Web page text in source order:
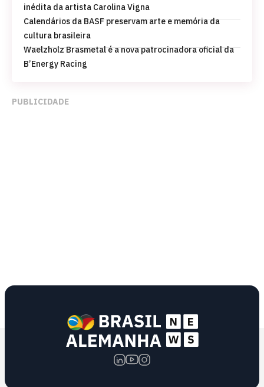
inédita da artista Carolina Vigna
Calendários da BASF preservam arte e memória da
cultura brasileira
Waelzholz Brasmetal é a nova patrocinadora oficial da
B’Energy Racing
PUBLICIDADE